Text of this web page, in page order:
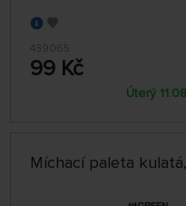
439065
99 Kč
Úterý
Míchací paleta